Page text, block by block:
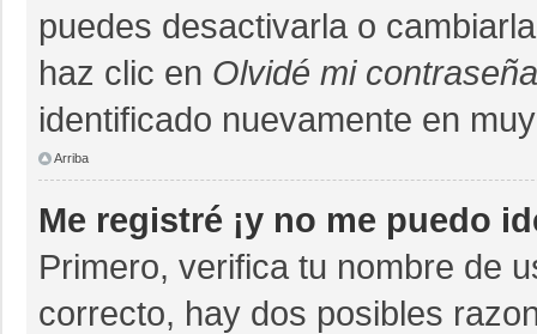
puedes desactivarla o
haz clic en Olvidé mi contraseña
identificado nuevamente en
Arriba
Me registré ¡y no me puedo
Primero, verifica tu nombre de
correcto, hay dos posibles